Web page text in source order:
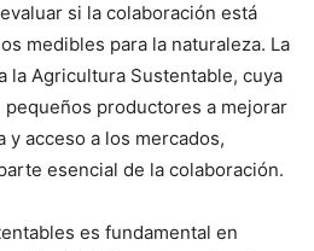
si la colaboración está
medibles para la naturaleza. La
la Agricultura Sustentable, cuya
productores a mejorar
acceso a los mercados,
esencial de la colaboración.
es fundamental en